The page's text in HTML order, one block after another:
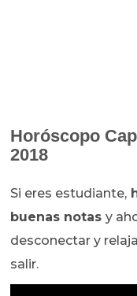
Horóscopo
2018
Si eres estudiante,
buenas notasy
desconectar y
salir.